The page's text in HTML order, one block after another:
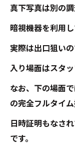
真下写真は別の
暗視機器を利用
実際は出口狙い
入り場面はスタ
なお、下の場面
の完全フルタイ
日時証明もなさ
です。